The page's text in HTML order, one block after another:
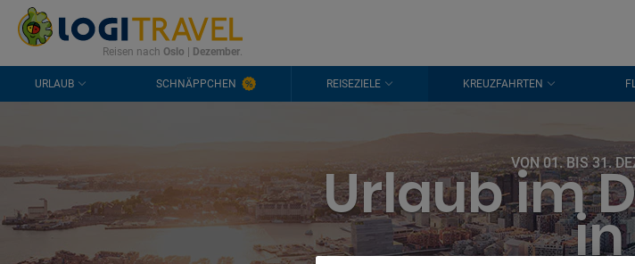
KONTAKT HÄUFIGE FRAGEN 0298 1909 3897
Reisen nach Oslo Dezember.
URLAUB SCHNÄPPCHEN REISEZIELE KREUZFAHRTEN
VON 01. BIS 31.
Urlaub im
in